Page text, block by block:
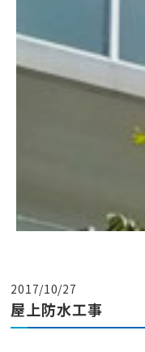
2017/10/27
屋上防水工事